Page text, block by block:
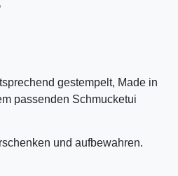
gestempelt, Made in
passenden Schmucketui
und aufbewahren.